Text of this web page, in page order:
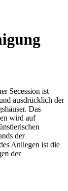
Secession ist
ausdrücklich der
Das
wird auf
der
Anliegen ist die
der